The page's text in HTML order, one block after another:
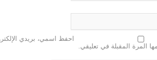
احفظ اسمي، بريدي
المرة المقبلة في تعليقي.